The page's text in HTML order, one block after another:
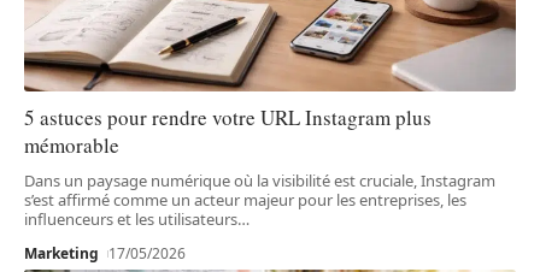
5 astuces pour rendre votre URL Instagram plus
mémorable
Dans un paysage numérique où la visibilité est cruciale, Instagram
s’est affirmé comme un acteur majeur pour les entreprises, les
influenceurs et les utilisateurs…
Marketing 17/05/2026